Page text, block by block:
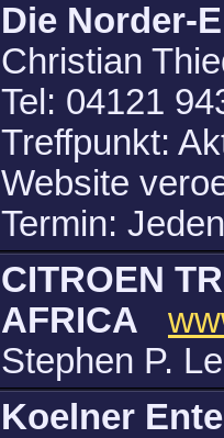
Die Norder-
Christian
Tel: 04121
Treffpunkt:
Website
Termin:
CITROEN
AFRICA
Stephen P.
Koelner